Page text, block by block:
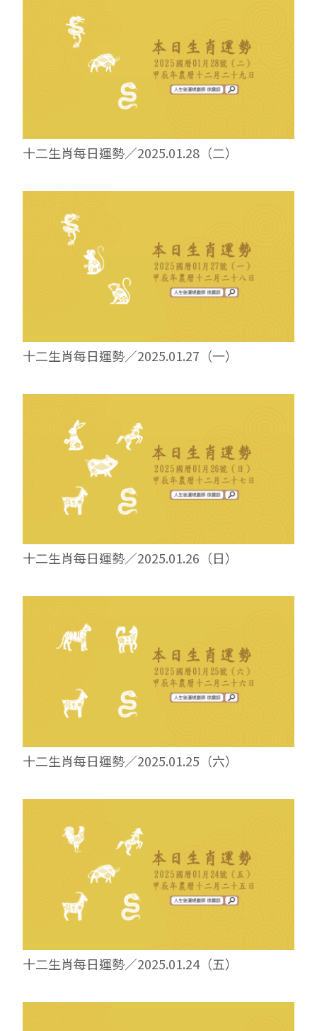
十二生肖每日運勢／2025.01.28（二）
十二生肖每日運勢／2025.01.27（一）
十二生肖每日運勢／2025.01.26（日）
十二生肖每日運勢／2025.01.25（六）
十二生肖每日運勢／2025.01.24（五）